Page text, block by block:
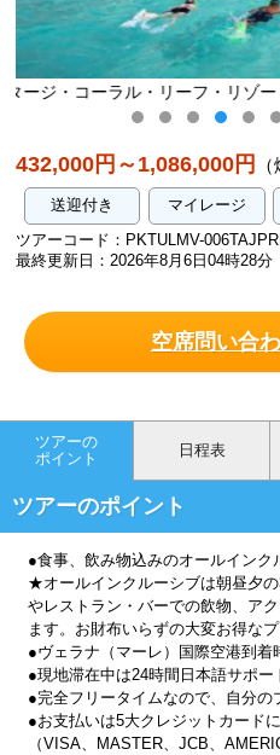
(プレミアム・水上ヴ タージ・コ
432,000円～1,086,000円
送迎付き マイレージ
ツアーコード：PKTULMV-
最終更新日：2026年8月6日04時28分
空席問い合
ツアーの
ポイント
日程表
ツアーのポイント
●食事、飲み物込みのオールインク
★オールインクルーシブは朝昼夕
やレストラン・バーでの飲物、ア
ます。お財布いらずの大変お得なプ
●ヴェラナ（マーレ）国際空港到着
●現地滞在中は24時間日本語サポー
●完全フリータイムなので、自分の
●お支払いは5大クレジットカード
（VISA、MASTER、JCB、